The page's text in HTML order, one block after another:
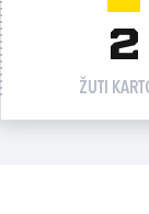
2
ŽUTI